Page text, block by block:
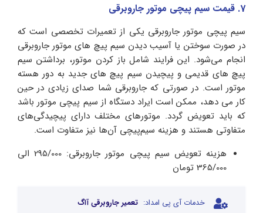
7. قیمت سیم پیچی موتور جاروبرقی
سیم‌ پیچی موتور جاروبرقی یکی از تعمیرات تخصصی است که
در صورت سوختن یا آسیب دیدن سیم‌ پیچ‌ های موتور جاروبرقی
انجام می‌شود. این فرایند شامل باز کردن موتور، برداشتن سیم‌
پیچ‌ های قدیمی و پیچیدن سیم‌ پیچ‌ های جدید به دور هسته
موتور است. در صورتی که جاروبرقی شما صدای زیادی در حین
کار می دهد، ممکن است ایراد دستگاه از سیم پیچی موتور باشد
که باید تعویض گردد. موتورهای مختلف دارای پیچیدگی‌های
متفاوتی هستند و هزینه سیم‌پیچی آن‌ها نیز متفاوت است.
هزینه تعویض سیم پیچی موتور جاروبرقی: 295/000 الی
365/000 تومان
خدمات آی پی امداد: تعمیر جاروبرقی آاگ